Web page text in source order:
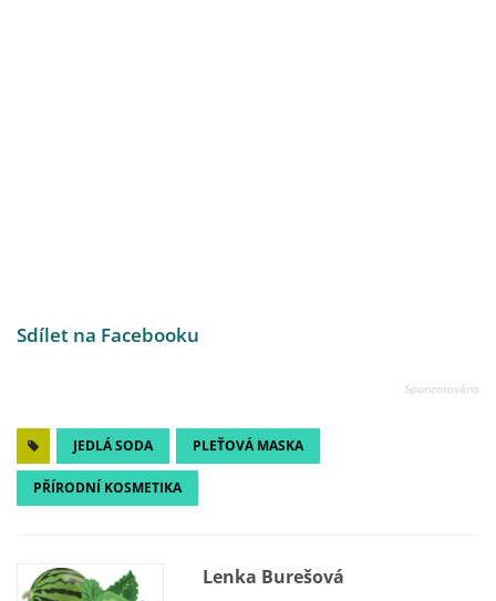
Sdílet na Facebooku
JEDLÁ SODA PLEŤOVÁ MASKA
PŘÍRODNÍ KOSMETIKA
Lenka Burešová